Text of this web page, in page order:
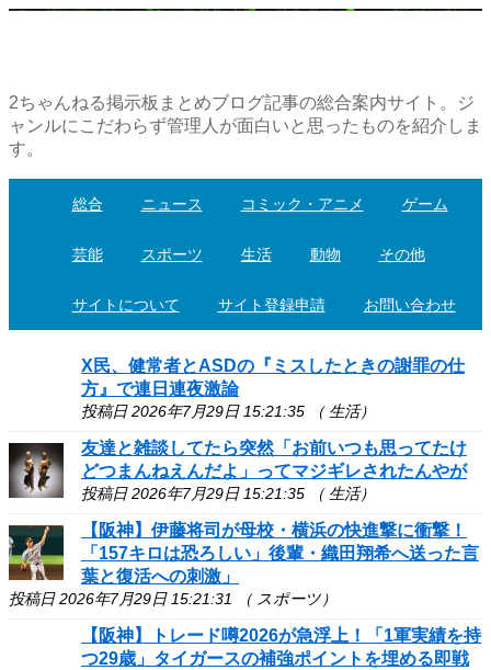
2ちゃんねる掲示板まとめブログ記事の総合案内サイト。ジ
ャンルにこだわらず管理人が面白いと思ったものを紹介しま
す。
総合 ニュース コミック・アニメ ゲーム
芸能 スポーツ 生活 動物 その他
サイトについて サイト登録申請 お問い合わせ
X民、健常者とASDの『ミスしたときの謝罪の仕
方』で連日連夜激論
投稿日 2026年7月29日 15:21:35 （ 生活）
友達と雑談してたら突然「お前いつも思ってたけ
どつまんねえんだよ」ってマジギレされたんやが
投稿日 2026年7月29日 15:21:35 （ 生活）
【阪神】伊藤将司が母校・横浜の快進撃に衝撃！
「157キロは恐ろしい」後輩・織田翔希へ送った言
葉と復活への刺激」
投稿日 2026年7月29日 15:21:31 （ スポーツ）
【阪神】トレード噂2026が急浮上！「1軍実績を持
つ29歳」タイガースの補強ポイントを埋める即戦